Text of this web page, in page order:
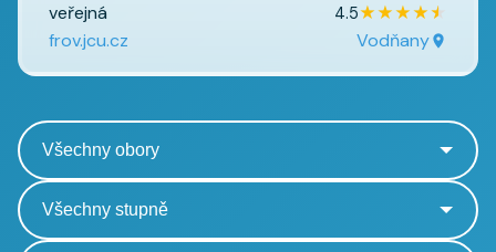
veřejná 4.5★★★★★
frov.jcu.cz Vodňany